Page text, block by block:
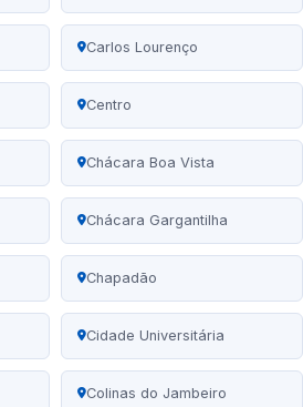
Carlos Lourenço
Centro
Chácara Boa Vista
Chácara Gargantilha
Chapadão
Cidade Universitária
Colinas do Jambeiro